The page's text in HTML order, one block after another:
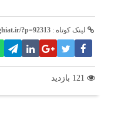
لینک کوتاه : ?p=92313